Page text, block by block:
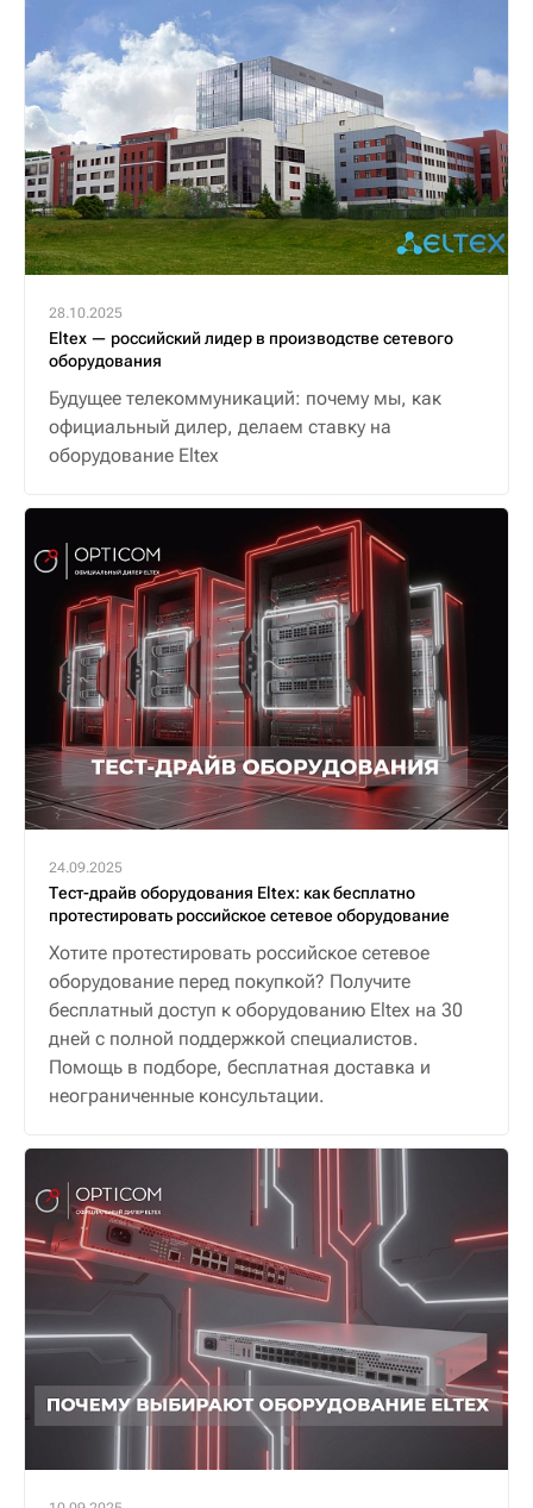
28.10.2025
Eltex — российский лидер в производстве сетевого
оборудования
Будущее телекоммуникаций: почему мы, как
официальный дилер, делаем ставку на
оборудование Eltex
24.09.2025
Тест-драйв оборудования Eltex: как бесплатно
протестировать российское сетевое оборудование
Хотите протестировать российское сетевое
оборудование перед покупкой? Получите
бесплатный доступ к оборудованию Eltex на 30
дней с полной поддержкой специалистов.
Помощь в подборе, бесплатная доставка и
неограниченные консультации.